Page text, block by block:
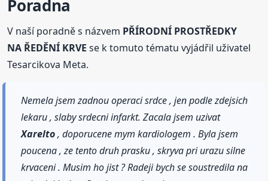
Poradna
V naší poradně s názvem PŘÍRODNÍ PROSTŘEDKY
NA ŘEDĚNÍ KRVE se k tomuto tématu vyjádřil uživatel
Tesarcikova Meta.
Nemela jsem zadnou operaci srdce , jen podle zdejsich
lekaru , slaby srdecni infarkt. Zacala jsem uzivat
Xarelto, doporucene mym kardiologem . Byla jsem
poucena , ze tento druh prasku , skryva pri urazu silne
krvaceni . Musim ho jist ? Radeji bych se soustredila na